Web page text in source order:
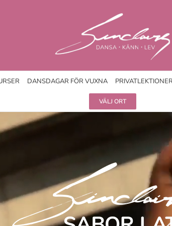
DANSDAGAR FÖR VUXNA PRIVATLEKTIONER
VÄLJ ORT